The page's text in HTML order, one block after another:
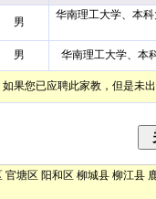
男
华南理工大学、本
男 华南理工大学、本
如果您已应聘此家教，但是未
官塘区 阳和区 柳城县 柳江县